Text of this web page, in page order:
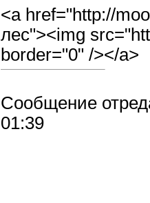
<a href="http://
лес"><img
border="0" /></a>
Сообщение
01:39